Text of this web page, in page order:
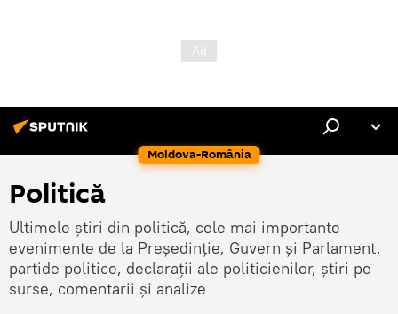
Moldova-România
Politică
Ultimele știri din politică, cele mai importante
evenimente de la Președinție, Guvern și Parlament,
partide politice, declarații ale politicienilor, știri pe
surse, comentarii și analize